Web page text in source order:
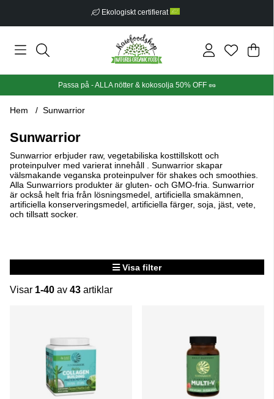
Ekologiskt certifierat
Din
.
Passa på - ALLA nötter & kokosolja 50% OFF 🥜
Hem Sunwarrior
Sunwarrior
Sunwarrior erbjuder raw, vegetabiliska kosttillskott och
proteinpulver med varierat innehåll . Sunwarrior skapar
välsmakande veganska proteinpulver för shakes och smoothies.
Alla Sunwarriors produkter är gluten- och GMO-fria. Sunwarrior
är också helt fria från lösningsmedel, artificiella smakämnen,
artificiella konserveringsmedel, artificiella färger, soja, jäst, vete,
och tillsatt socker.
Visa filter
Visar 1-40 av 43 artiklar